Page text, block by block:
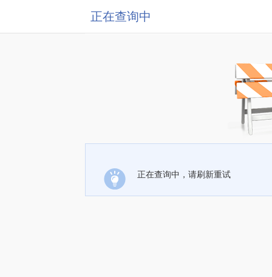
正在查询中
正在查询中，请刷新重试